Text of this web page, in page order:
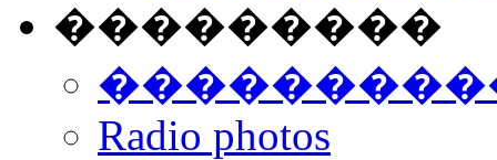
���������
Radio photos